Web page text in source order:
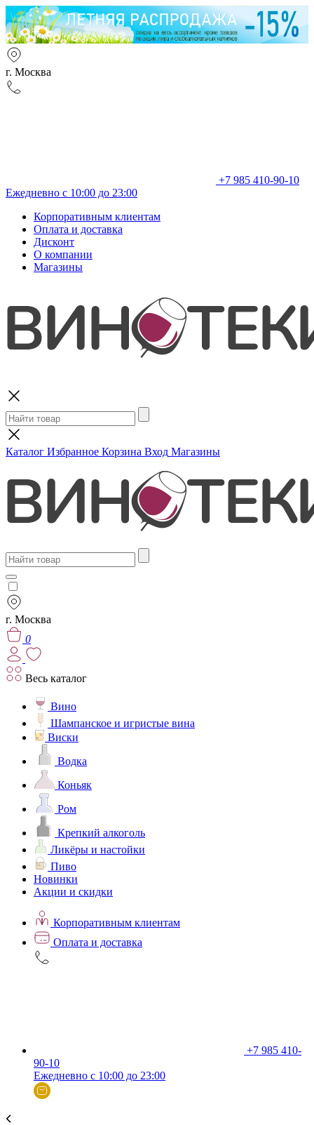
г. Москва
+7 985 410-90-10
Ежедневно с 10:00 до 23:00
Корпоративным клиентам
Оплата и доставка
Дисконт
О компании
Магазины
Каталог Избранное Корзина Вход Магазины
г. Москва
0
Весь каталог
Вино
Шампанское и игристые вина
Виски
Водка
Коньяк
Ром
Крепкий алкоголь
Ликёры и настойки
Пиво
Новинки
Акции и скидки
Корпоративным клиентам
Оплата и доставка
+7 985 410-
90-10
Ежедневно с 10:00 до 23:00